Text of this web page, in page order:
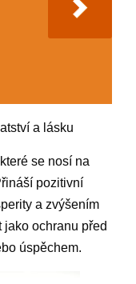
a lásku
se nosí na
pozitivní
a zvýšením
ochranu před
úspěchem.